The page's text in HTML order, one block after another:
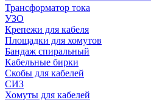
Трансформатор тока
УЗО
Крепежи для кабеля
Площадки для хомутов
Бандаж спиральный
Кабельные бирки
Cкобы для кабелей
СИЗ
Хомуты для кабелей